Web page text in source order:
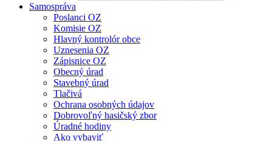
Samospráva
Poslanci OZ
Komisie OZ
Hlavný kontrolór obce
Uznesenia OZ
Zápisnice OZ
Obecný úrad
Stavebný úrad
Tlačivá
Ochrana osobných údajov
Dobrovoľný hasičský zbor
Úradné hodiny
Ako vybaviť